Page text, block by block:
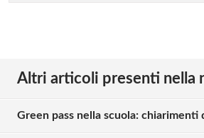
Altri articoli presenti nella
Green pass nella scuola: chiarimenti